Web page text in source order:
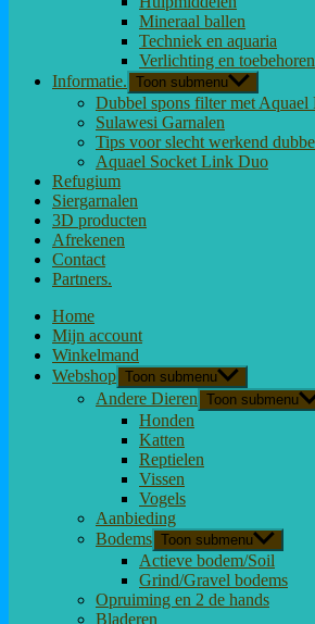
Mineraal ballen
Techniek en aquaria
Verlichting en toebehoren
Informatie. Toon submenu
Dubbel spons filter met Aquael
Sulawesi Garnalen
Tips voor slecht werkend
Aquael Socket Link Duo
Refugium
Siergarnalen
3D producten
Afrekenen
Contact
Partners.
Home
Mijn account
Winkelmand
Webshop Toon submenu
Andere Dieren Toon submenu
Honden
Katten
Reptielen
Vissen
Vogels
Aanbieding
Bodems Toon submenu
Actieve bodem/Soil
Grind/Gravel bodems
Opruiming en 2 de hands
Bladeren